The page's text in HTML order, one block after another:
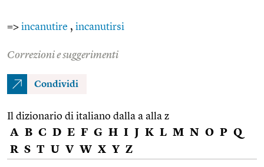
=> incanutire , incanutirsi
Correzioni e suggerimenti
Condividi
Il dizionario di italiano dalla a alla z
A B C D E F G H I J K L M N O P Q
R S T U V W X Y Z